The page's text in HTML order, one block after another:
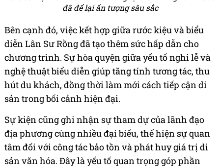
đã để lại ấn tượng sâu sắc
Bên cạnh đó, việc kết hợp giữa rước kiệu và biểu
diễn Lân Sư Rồng đã tạo thêm sức hấp dẫn cho
chương trình. Sự hòa quyện giữa yếu tố nghi lễ và
nghệ thuật biểu diễn giúp tăng tính tương tác, thu
hút du khách, đồng thời làm mới cách tiếp cận di
sản trong bối cảnh hiện đại.
Sự kiện cũng ghi nhận sự tham dự của lãnh đạo
địa phương cùng nhiều đại biểu, thể hiện sự quan
tâm đối với công tác bảo tồn và phát huy giá trị di
sản văn hóa. Đây là yếu tố quan trọng góp phần